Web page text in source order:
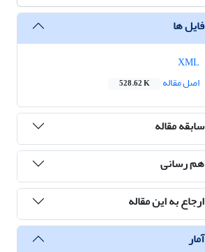
فایل ها
اصل مقاله
528.62 K
سابقه مقاله
هم رسانی
ارجاع به این مقاله
آمار